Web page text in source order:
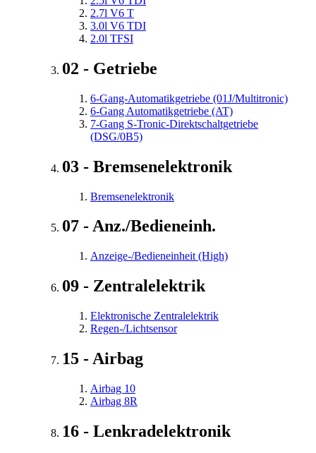
2.7l V6 T
3.0l V6 TDI
2.0l TFSI
02 - Getriebe
6-Gang-Automatikgetriebe (01J/Multitronic)
6-Gang Automatikgetriebe (AT)
7-Gang S-Tronic-Direktschaltgetriebe
(DSG/0B5)
03 - Bremsenelektronik
Bremsenelektronik
07 - Anz./Bedieneinh.
Anzeige-/Bedieneinheit (High)
09 - Zentralelektrik
Elektronische Zentralelektrik
Regen-/Lichtsensor
15 - Airbag
Airbag 10
Airbag 8R
16 - Lenkradelektronik